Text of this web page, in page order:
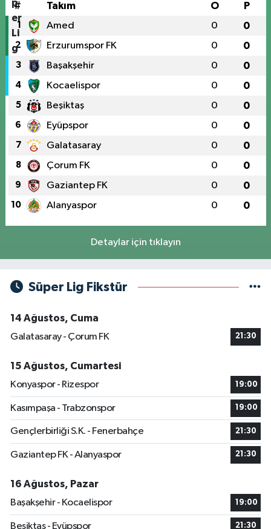
# Takım O P
1 Amed 0 0
2 Erzurumspor FK 0 0
3 Başakşehir 0 0
4 Kocaelispor 0 0
5 Beşiktaş 0 0
6 Eyüpspor 0 0
7 Galatasaray 0 0
8 Çorum FK 0 0
9 Gaziantep FK 0 0
10 Alanyaspor 0 0
Detaylar için tıklayın
Süper Lig Fikstür
14 Ağustos, Cuma
Galatasaray - Çorum FK
21:30
15 Ağustos, Cumartesi
Konyaspor - Rizespor
19:00
Kasımpaşa - Trabzonspor 19:00
Gençlerbirliği S.K. - Fenerbahçe 21:30
Gaziantep FK - Alanyaspor 21:30
16 Ağustos, Pazar
Başakşehir - Kocaelispor
19:00
Beşiktaş - Eyüpspor 21:30